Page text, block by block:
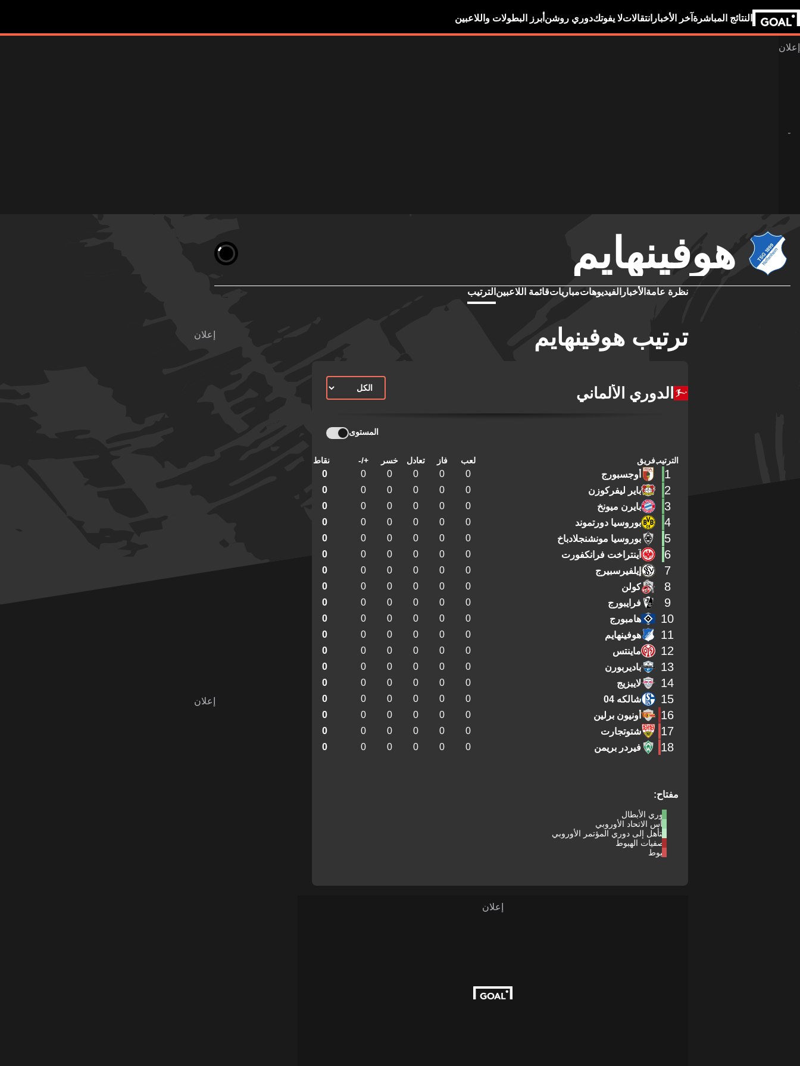
النتائج المباشرة آخر الأخبار انتقالاتلا يفوتكدوري روشن أبرز البطولات واللاعبين
هوفينهايم
نظرة عامة الأخبار الفيديوهاتمبارياتقائمة اللاعبين الترتيب
ترتيب هوفينهايم
الدوري الألماني
المستوى
مفتاح:
دوري الأبطال
كأس الاتحاد الأوروبي
التأهل إلى دوري المؤتمر الأوروبي
تصفيات الهبوط
هبوط
الترتيبفريق لعب فاز تعادل خسر +/- نقاط
1 أوجسبورج 0
0
0
0
0
0
2 باير ليفركوزن 0
0
0
0
0
0
3 بايرن ميونخ 0
0
0
0
0
0
4 بوروسيا دورتموند 0
0
0
0
0
0
5 بوروسيا مونشنجلادباخ 0
0
0
0
0
0
6 آينتراخت فرانكفورت 0
0
0
0
0
0
7 إيلفيرسبيرج 0
0
0
0
0
0
8 كولن 0
0
0
0
0
0
9 فرايبورج 0
0
0
0
0
0
10 هامبورج 0
0
0
0
0
0
11 هوفينهايم 0
0
0
0
0
0
12 ماينتس 0
0
0
0
0
0
13 باديربورن 0
0
0
0
0
0
14 لايبزيج 0
0
0
0
0
0
15 شالكه 04 0
0
0
0
0
0
16 أونيون برلين 0
0
0
0
0
0
17 شتوتجارت 0
0
0
0
0
0
18 فيردر بريمن 0
0
0
0
0
0